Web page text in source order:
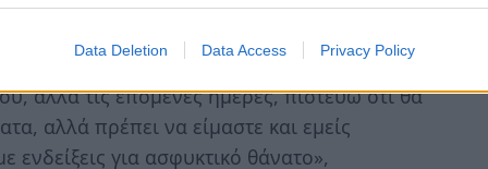
Data Deletion Data Access Privacy Policy
τόνισε ο ιατροδικαστήςΣωτήρης
αλλά τις επόμενες ημέρες, πιστεύω ότι θα
αλλά πρέπει να είμαστε και εμείς
για ασφυκτικό θάνατο»,